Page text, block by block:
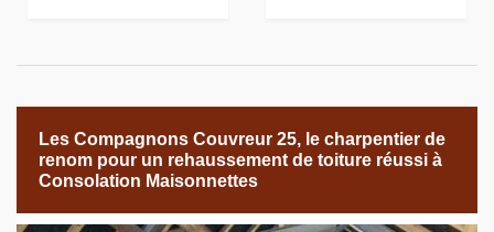
Les Compagnons Couvreur 25, le charpentier de
renom pour un rehaussement de toiture réussi à
Consolation Maisonnettes